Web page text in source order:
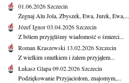
01.06.2026Szczecin
Żegnaj Alu Jola, Zbyszek, Ewa, Jurek, Ewa,...
Józef Ignor03.04.2026Szczecin
Z bólem przyjęliśmy wiadomość o śmierci...
Roman Kraszewski 13.02.2026Szczecin
Z wielkim smutkiem i żalem przyjąłem...
Łukasz Glapa09.02.2026Szczecin
Podziękowanie Przyjaciołom, znajomym,...